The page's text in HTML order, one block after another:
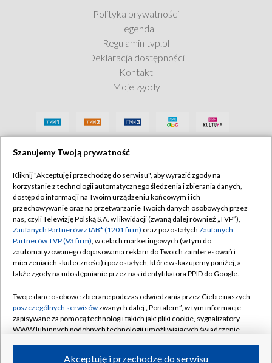
Polityka prywatności
Legenda
Regulamin tvp.pl
Deklaracja dostępności
Kontakt
Moje zgody
Szanujemy Twoją prywatność
Kliknij "Akceptuję i przechodzę do serwisu", aby wyrazić zgody na
korzystanie z technologii automatycznego śledzenia i zbierania danych,
dostęp do informacji na Twoim urządzeniu końcowym i ich
przechowywanie oraz na przetwarzanie Twoich danych osobowych przez
nas, czyli Telewizję Polską S.A. w likwidacji (zwaną dalej również „TVP”),
Zaufanych Partnerów z IAB* (1201 firm) oraz pozostałych Zaufanych
Partnerów TVP (93 firm), w celach marketingowych (w tym do
zautomatyzowanego dopasowania reklam do Twoich zainteresowań i
mierzenia ich skuteczności) i pozostałych, które wskazujemy poniżej, a
także zgody na udostępnianie przez nas identyfikatora PPID do Google.
Twoje dane osobowe zbierane podczas odwiedzania przez Ciebie naszych
poszczególnych serwisówzwanych dalej „Portalem”, w tym informacje
zapisywane za pomocą technologii takich jak: pliki cookie, sygnalizatory
WWW lub innych podobnych technologii umożliwiających świadczenie
Akceptuję i przechodzę do serwisu